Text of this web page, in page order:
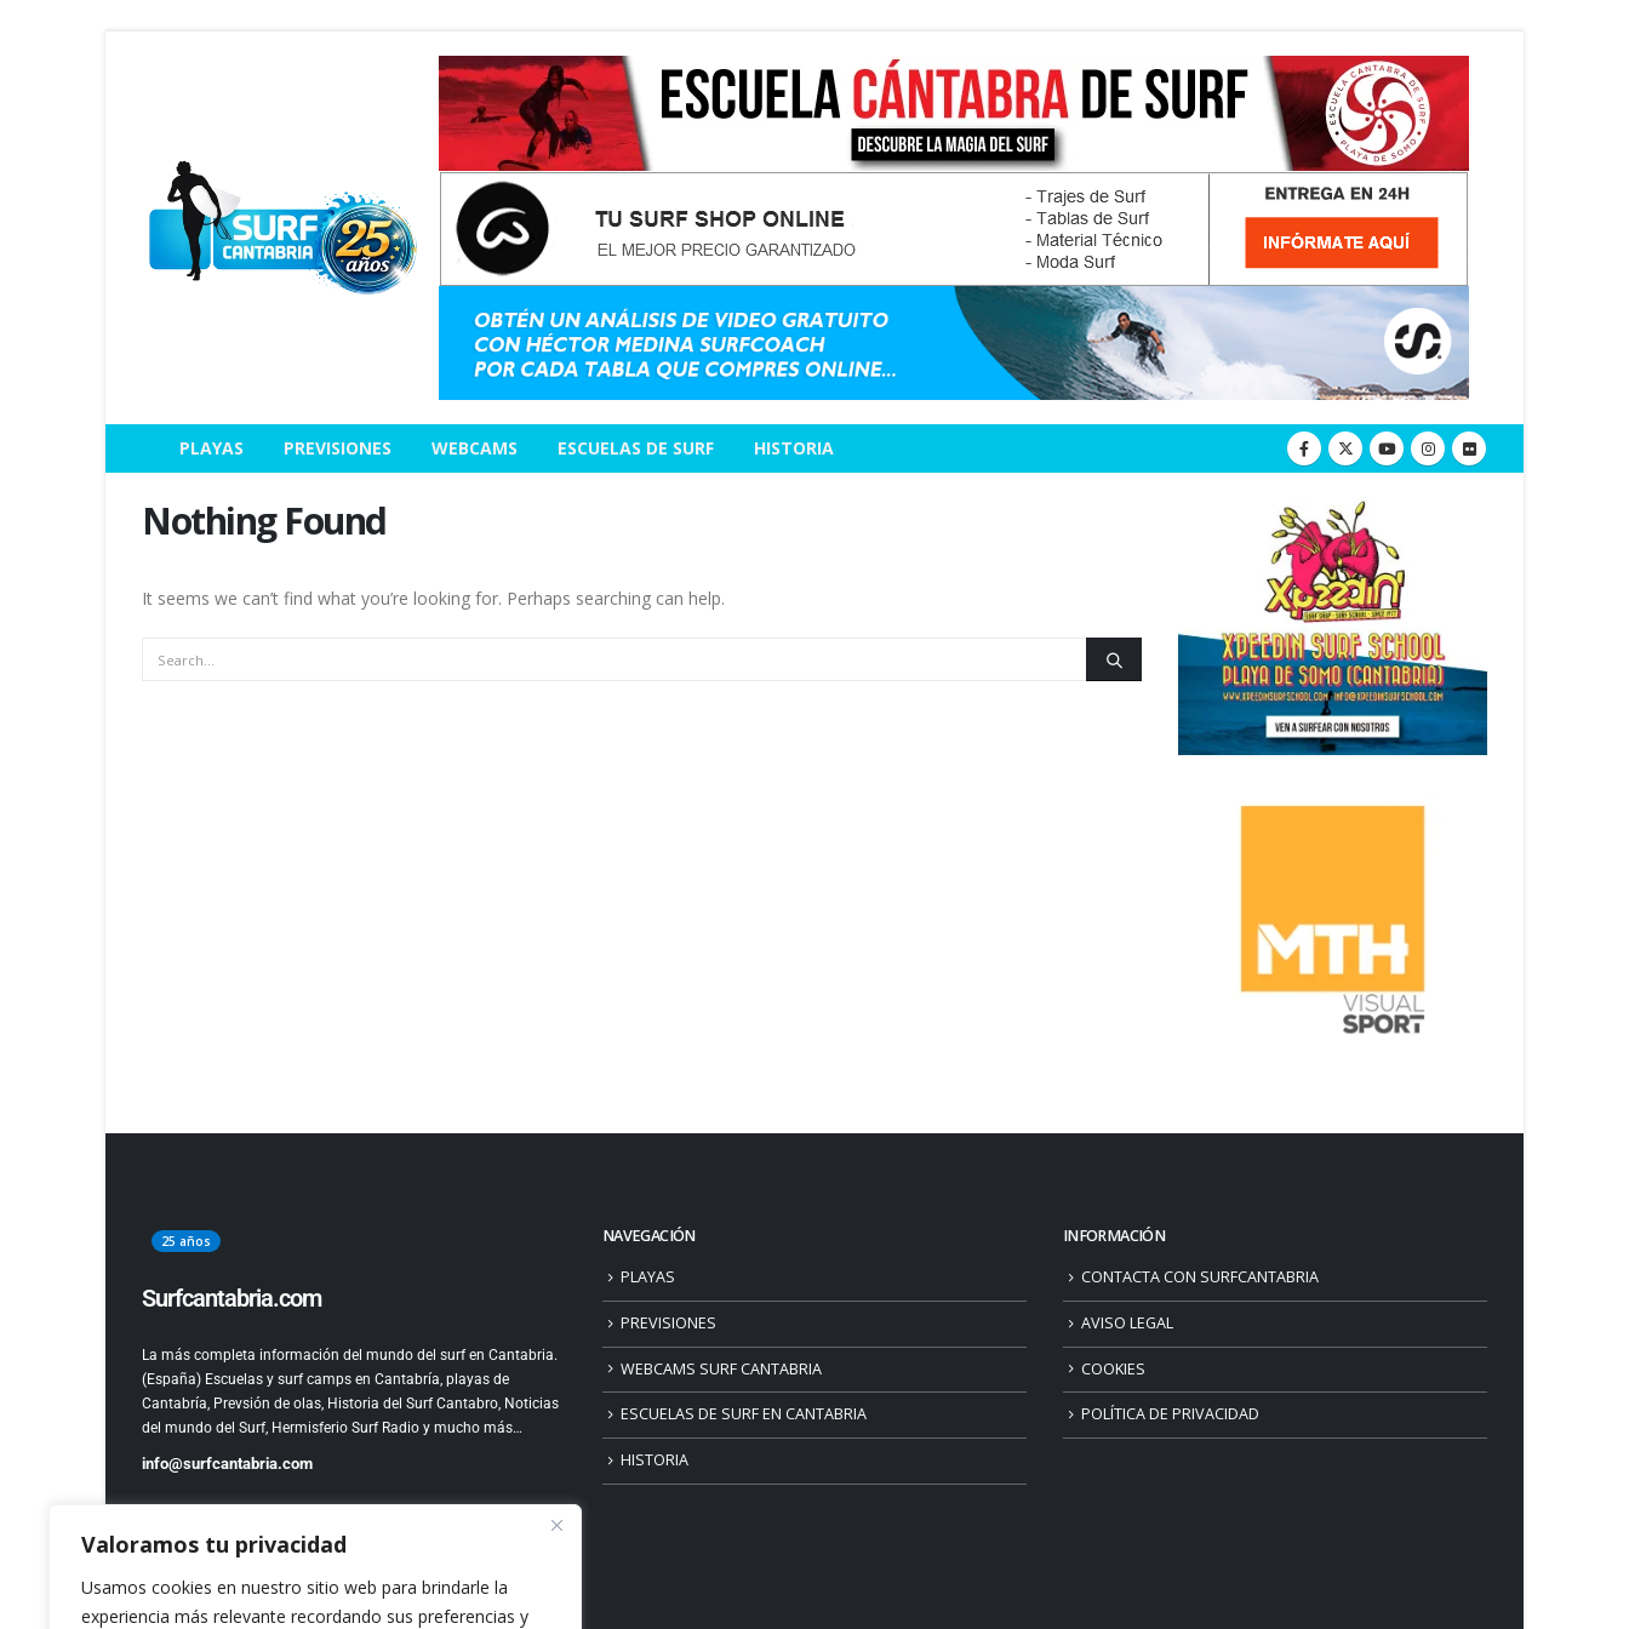
Valoramos tu privacidad
Usamos cookies en nuestro sitio web para brindarle la
experiencia más relevante recordando sus preferencias y
PLAYAS PREVISIONES WEBCAMS ESCUELAS DE SURF HISTORIA
Nothing Found
It seems we can’t find what you’re looking for. Perhaps searching can help.
25 años
Surfcantabria.com
La más completa información del mundo del surf en Cantabria.
(España) Escuelas y surf camps en Cantabría, playas de
Cantabría, Prevsión de olas, Historia del Surf Cantabro, Noticias
del mundo del Surf, Hermisferio Surf Radio y mucho más…
info@surfcantabria.com
NAVEGACIÓN
PLAYAS
PREVISIONES
WEBCAMS SURF CANTABRIA
ESCUELAS DE SURF EN CANTABRIA
HISTORIA
INFORMACIÓN
CONTACTA CON SURFCANTABRIA
AVISO LEGAL
COOKIES
POLÍTICA DE PRIVACIDAD